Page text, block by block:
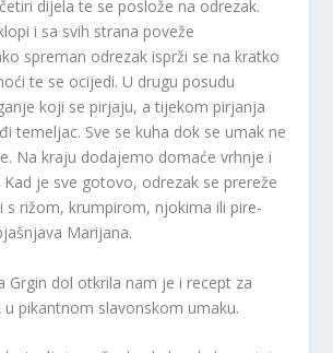
dijela te se poslože na odrezak.
i sa svih strana poveže
spreman odrezak isprži se na kratko
te se ocijedi. U drugu posudu
koji se pirjaju, a tijekom pirjanja
temeljac. Sve se kuha dok se umak ne
Na kraju dodajemo domaće vrhnje i
Kad je sve gotovo, odrezak se prereže
s rižom, krumpirom, njokima ili pire-
Marijana.
Grgin dol otkrila nam je i recept za
u pikantnom slavonskom umaku.